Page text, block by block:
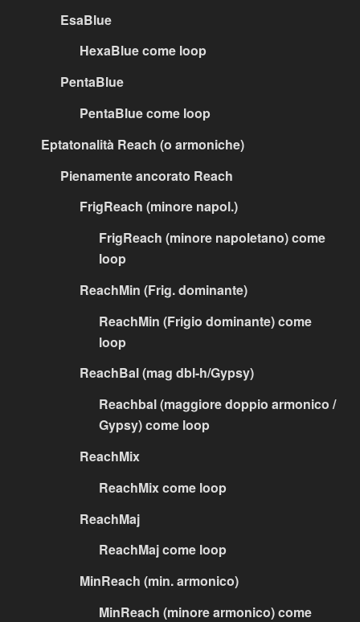
EsaBlue
HexaBlue come loop
PentaBlue
PentaBlue come loop
Eptatonalità Reach (o armoniche)
Pienamente ancorato Reach
FrigReach (minore napol.)
FrigReach (minore napoletano) come
loop
ReachMin (Frig. dominante)
ReachMin (Frigio dominante) come
loop
ReachBal (mag dbl-h/Gypsy)
Reachbal (maggiore doppio armonico /
Gypsy) come loop
ReachMix
ReachMix come loop
ReachMaj
ReachMaj come loop
MinReach (min. armonico)
MinReach (minore armonico) come